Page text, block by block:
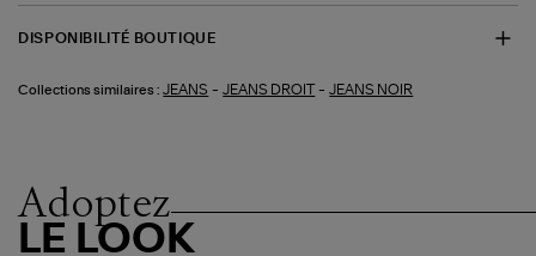
DISPONIBILITÉ BOUTIQUE
Collections similaires : JEANS -JEANS DROIT-JEANS NOIR
Adoptez
LE LOOK